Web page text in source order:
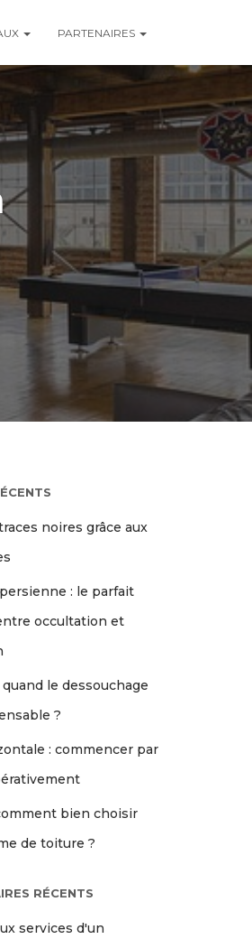
PARTENAIRES
noires grâce aux
: le parfait
occultation et
le dessouchage
?
: commencer par
bien choisir
de toiture ?
RÉCENTS
services d'un